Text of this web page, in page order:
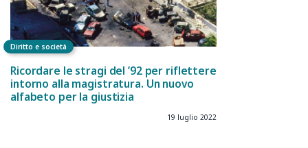
Diritto e società
Ricordare le stragi del ’92 per riflettere
intorno alla magistratura. Un nuovo
alfabeto per la giustizia
19 luglio 2022